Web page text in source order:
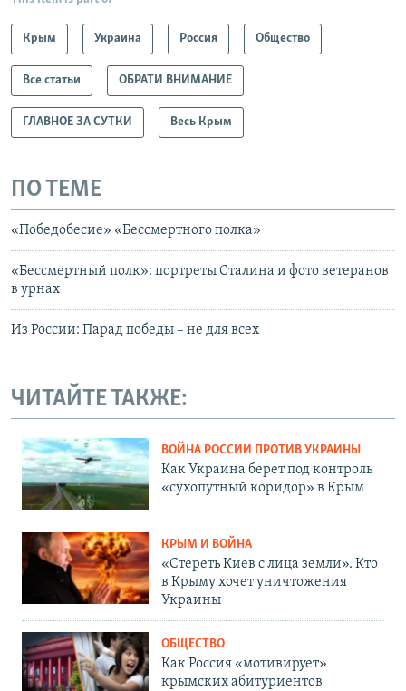
Крым Украина Россия Общество
Все статьи ОБРАТИ ВНИМАНИЕ
ГЛАВНОЕ ЗА СУТКИ Весь Крым
ПО ТЕМЕ
«Победобесие» «Бессмертного полка»
«Бессмертный полк»: портреты Сталина и фото ветеранов
в урнах
Из России: Парад победы – не для всех
ЧИТАЙТЕ ТАКЖЕ:
ВОЙНА РОССИИ ПРОТИВ УКРАИНЫ
Как Украина берет под контроль
«сухопутный коридор» в Крым
КРЫМ И ВОЙНА
«Стереть Киев с лица земли». Кто
в Крыму хочет уничтожения
Украины
ОБЩЕСТВО
Как Россия «мотивирует»
крымских абитуриентов